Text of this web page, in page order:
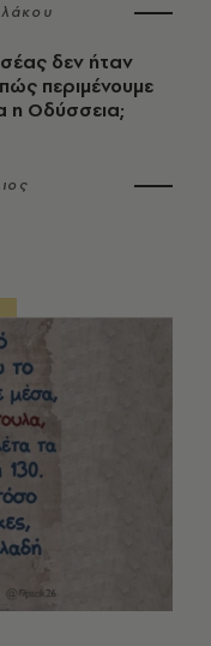
δεν ήταν
περιμένουμε
η Οδύσσεια;